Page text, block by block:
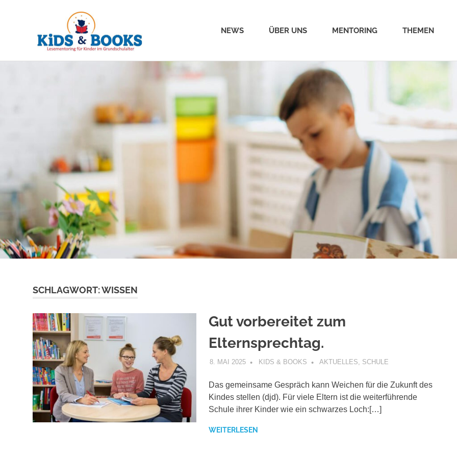
Books
NEWS ÜBER UNS MENTORING THEMEN
SCHLAGWORT:WISSEN
Gut vorbereitet zum
Elternsprechtag.
8. MAI 2025 KIDS & BOOKS AKTUELLES, SCHULE
Das gemeinsame Gespräch kann Weichen für die Zukunft des
Kindes stellen (djd). Für viele Eltern ist die weiterführende
Schule ihrer Kinder wie ein schwarzes Loch:[…]
WEITERLESEN